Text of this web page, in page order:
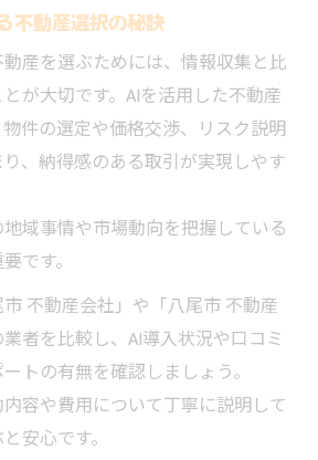
不動産選択の秘訣
産を選ぶためには、情報収集と比
が大切です。AIを活用した不動産
件の選定や価格交渉、リスク説明
、納得感のある取引が実現しやす
域事情や市場動向を把握している
です。
不動産会社」や「八尾市 不動産
者を比較し、AI導入状況や口コミ
トの有無を確認しましょう。
容や費用について丁寧に説明して
安心です。